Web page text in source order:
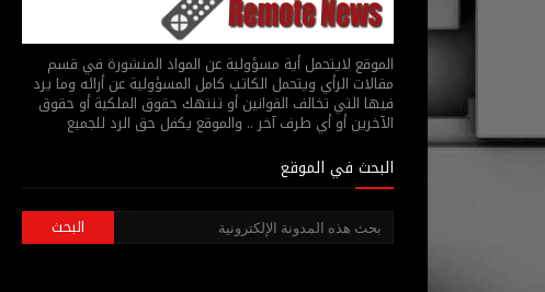
الموقع لايتحمل أية مسؤولية عن المواد المنشورة في قسم
مقالات الرأي ويتحمل الكاتب كامل المسؤولية عن أرائه وما يرد
فيها التي تخالف القوانين أو تنتهك حقوق الملكية أو حقوق
الآخرين أو أي طرف آخر .. والموقع يكفل حق الرد للجميع
البحث في الموقع